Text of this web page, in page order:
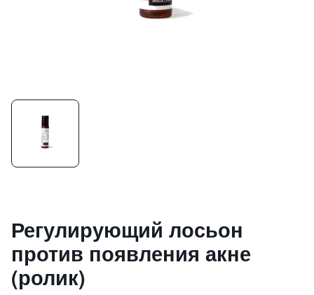
Регулирующий лосьон
против появления акне
(ролик)